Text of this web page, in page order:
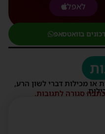
לאפל
בוואטסאפ
או מכילות דברי לשון הרע,
סגורה לתגובות.